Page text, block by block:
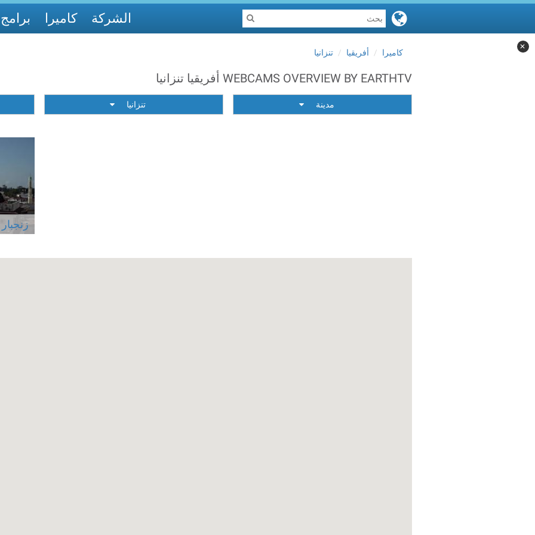
برامج كاميرا الشركة
كاميرا أفريقيا تنزانيا
WEBCAMS OVERVIEW BY EARTHTV أفريقيا تنزانيا
تنزانيا مدينة
✕